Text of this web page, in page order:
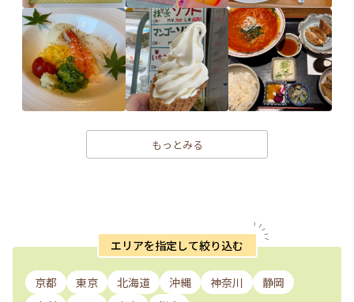
もっとみる
エリアを指定して絞り込む
京都 東京 北海道 沖縄 神奈川
静岡